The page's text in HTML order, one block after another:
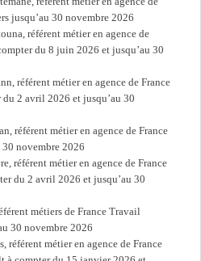
jusqu’au 30 novembre 2026
référent métier en agence de
du 8 juin 2026 et jusqu’au 30
référent métier en agence de France
2 avril 2026 et jusqu’au 30
référent métier en agence de France
novembre 2026
référent métier en agence de France
du 2 avril 2026 et jusqu’au 30
métiers de France Travail
30 novembre 2026
référent métier en agence de France